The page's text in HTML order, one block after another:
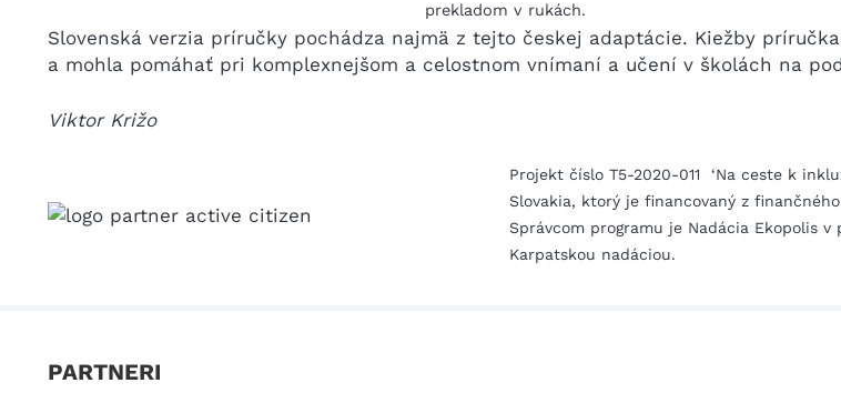
prekladom v rukách.
Slovenská verzia príručky pochádza najmä z tejto českej adaptácie. Kiežby
a mohla pomáhať pri komplexnejšom a celostnom vnímaní a učení v školách na
Viktor Križo
Projekt číslo T5-2020-011 ‘Na ceste k
Slovakia, ktorý je financovaný z finančného
Správcom programu je Nadácia Ekopolis
Karpatskou nadáciou.
PARTNERI